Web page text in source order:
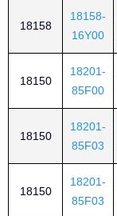
18158
18158-
16Y00
18150
18201-
85F00
18150
18201-
85F03
18150
18201-
85F03